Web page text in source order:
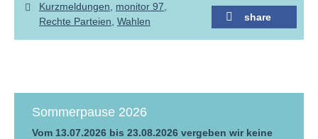
share
Kurzmeldungen
monitor 97
Rechte Parteien Wahlen
Sommerpause 2026
Vom 13.07.2026 bis 23.08.2026 vergeben wir keine